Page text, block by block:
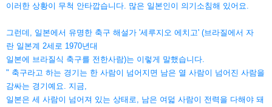
이러한 상황이 무척 안타깝습니다. 많은 일본인이 의기소침해 있어요.
그런데, 일본에서 유명한 축구 해설가 '세루지오 에치고' (브라질에서 자
란 일본계 2세로 1970년대
일본에 브라질식 축구를 전한사람)는 이렇게 말했습니다.
" 축구라고 하는 경기는 한 사람이 넘어지면 남은 열 사람이 넘어진 사람을
감싸는 경기예요. 지금,
일본은 세 사람이 넘어져 있는 상태로, 남은 여덟 사람이 전력을 다해야 돼